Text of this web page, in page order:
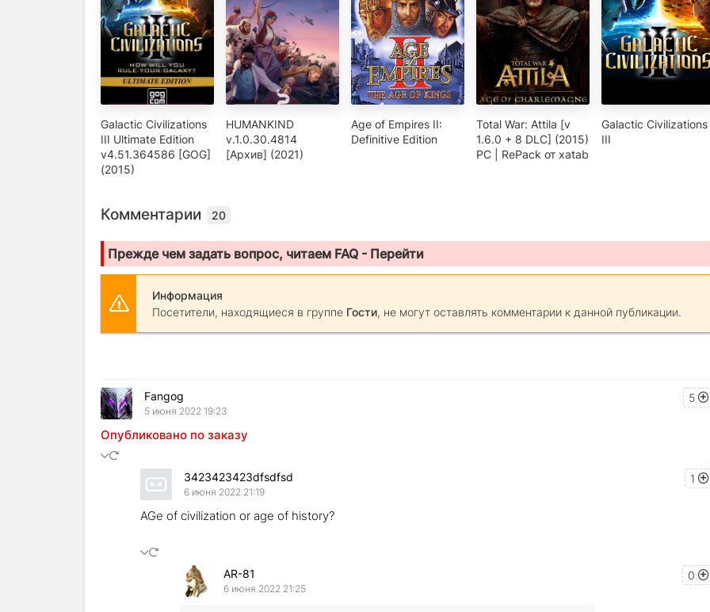
Galactic Civilizations
III Ultimate Edition
v4.51.364586 [GOG]
(2015)
HUMANKIND
v.1.0.30.4814
[Архив] (2021)
Age of Empires II:
Definitive Edition
Total War: Attila [v
1.6.0 + 8 DLC] (2015)
PC | RePack от xatab
Galactic Civilizations
III
Комментарии 20
Прежде чем задать вопрос, читаем FAQ - Перейти
Информация
Посетители, находящиеся в группе Гости, не могут оставлять комментарии к данной публикации.
5
Fangog
5 июня 2022 19:23
Опубликовано по заказу
1
3423423423dfsdfsd
6 июня 2022 21:19
AGe of civilization or age of history?
0
AR-81
6 июня 2022 21:25